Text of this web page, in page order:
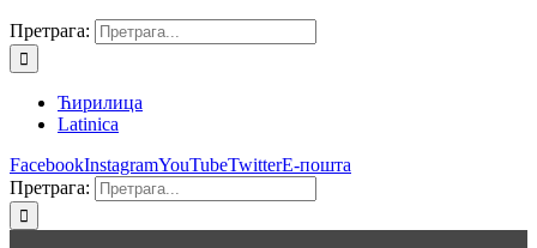
Претрага:
Ћирилица
Latinica
FacebookInstagramYouTubeTwitterЕ-пошта
Претрага: